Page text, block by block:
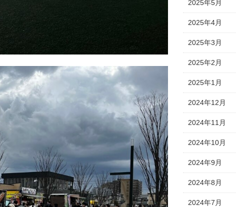
2025年5月
2025年4月
2025年3月
2025年2月
2025年1月
2024年12月
2024年11月
2024年10月
2024年9月
2024年8月
2024年7月